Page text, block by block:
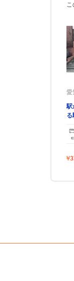
こ
愛
駅
る
軽